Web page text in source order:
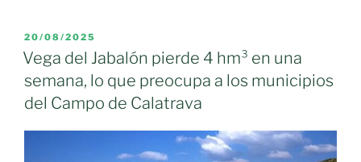
Calatrava
aprueba
ayudas
por
un
importe
PUBLICADO
EL
20/08/2025
Vega del Jabalón pierde 4 hm³ en una
semana, lo que preocupa a los municipios
del Campo de Calatrava